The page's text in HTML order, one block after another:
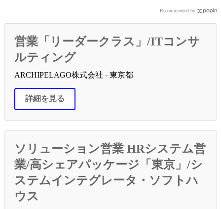
Recommended by
営業「リーダークラス」/ITコンサ
ルティング
ARCHIPELAGO株式会社 - 東京都
詳細を見る
ソリューション営業 HRシステム営
業/高シェアパッケージ「東京」/シ
ステムインテグレータ・ソフトハ
ウス